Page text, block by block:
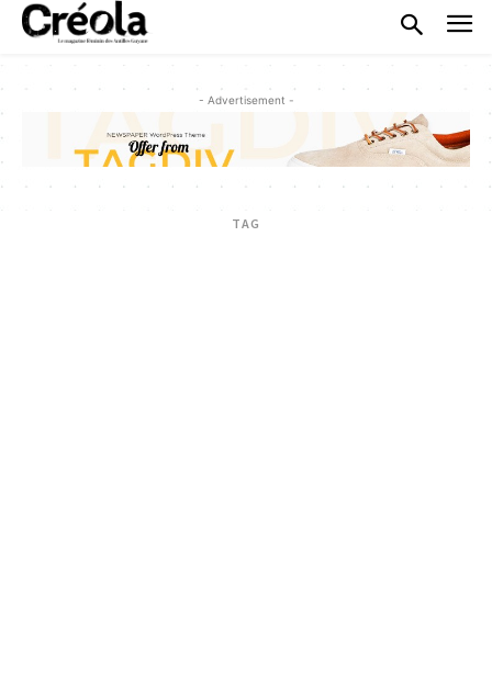
- Advertisement -
TAG